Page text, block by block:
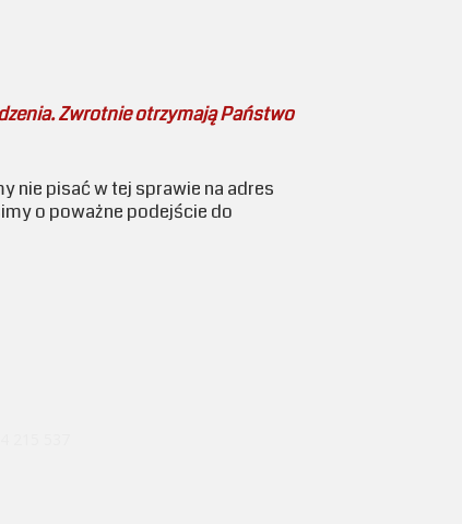
Zwrotnie otrzymają Państwo
nie pisać w tej sprawie na adres
o poważne podejście do